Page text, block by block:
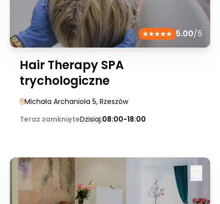
5.00/5
Hair Therapy SPA
trychologiczne
Michała Archanioła 5, Rzeszów
Teraz zamknięteDzisiaj:08:00-18:00